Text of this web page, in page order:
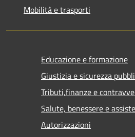
Mobilità e trasporti
Educazione e formazione
Giustizia e sicurezza
Tributi,finanze e
Salute, benessere e
Autorizzazioni